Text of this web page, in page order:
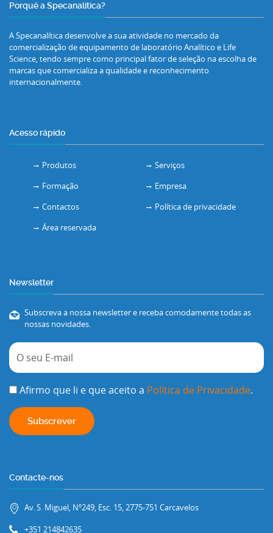
Porquê a Specanalítica?
A Specanalítica desenvolve a sua atividade no mercado da
comercialização de equipamento de laboratório Analítico e Life
Science, tendo sempre como principal fator de seleção na escolha de
marcas que comercializa a qualidade e reconhecimento
internacionalmente.
Acesso rápido
Produtos
Serviços
Formação
Empresa
Contactos
Política de privacidade
Área reservada
Newsletter
Subscreva a nossa newsletter e receba comodamente todas as
nossas novidades.
Afirmo que li e que aceito a Política de Privacidade.
Contacte-nos
Av. S. Miguel, Nº249, Esc. 15, 2775-751 Carcavelos
+351 214842635